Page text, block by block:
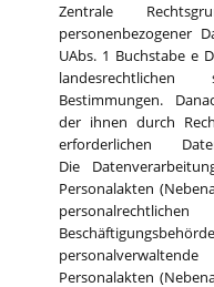
Zentrale
personenbezogener
UAbs. 1 Buchstabe e
Bestimmungen.
der ihnen durch
erforderlichen
Die
Personalakten
Personalakten